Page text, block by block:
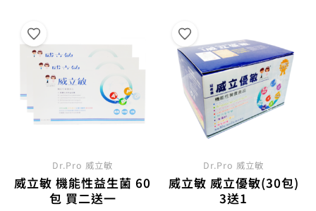
Dr.Pro 威立敏
威立敏 機能性益生菌 60
包 買二送一
Dr.Pro 威立敏
威立敏 威立優敏(30包)
3送1